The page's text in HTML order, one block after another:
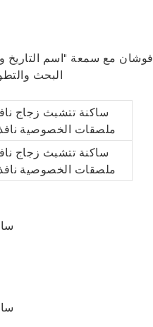
البحث